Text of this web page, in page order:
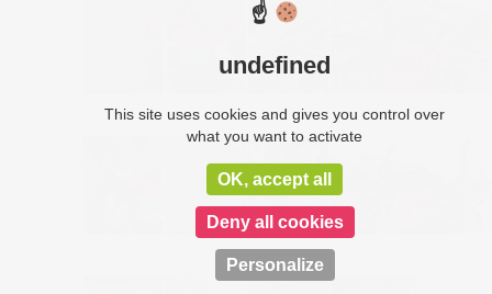
☝
undefined
This site uses cookies and gives you control over
what you want to activate
OK, accept all
Deny all cookies
Personalize